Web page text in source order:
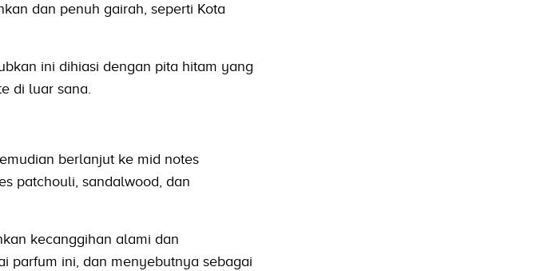
dan penuh gairah, seperti Kota
ini dihiasi dengan pita hitam yang
di luar sana.
berlanjut ke mid notes
patchouli, sandalwood, dan
kecanggihan alami dan
parfum ini, dan menyebutnya sebagai